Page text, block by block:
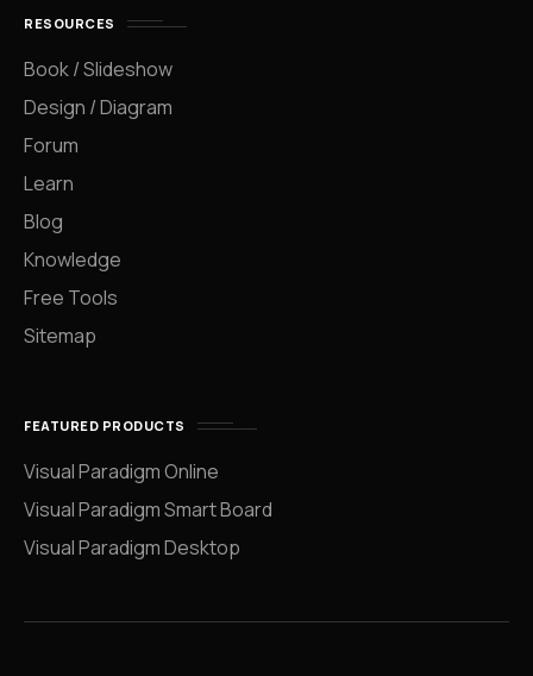
RESOURCES
Book / Slideshow
Design / Diagram
Forum
Learn
Blog
Knowledge
Free Tools
Sitemap
FEATURED PRODUCTS
Visual Paradigm Online
Visual Paradigm Smart Board
Visual Paradigm Desktop